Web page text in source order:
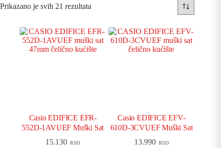
Prikazano je svih 21 rezultata
Casio EDIFICE EFR-
552D-1AVUEF Muški Sat
15.130 RSD
Casio EDIFICE EFV-
610D-3CVUEF Muški Sat
13.990 RSD